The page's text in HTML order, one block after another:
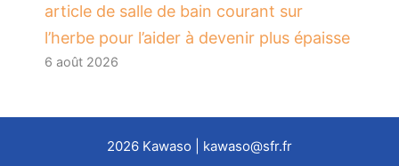
article de salle de bain courant sur
l’herbe pour l’aider à devenir plus épaisse
6 août 2026
2026 Kawaso | kawaso@sfr.fr